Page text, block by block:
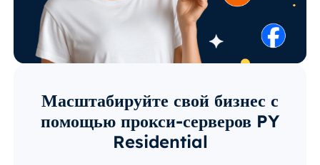
Масштабируйте свой бизнес с
помощью прокси-серверов PY
Residential